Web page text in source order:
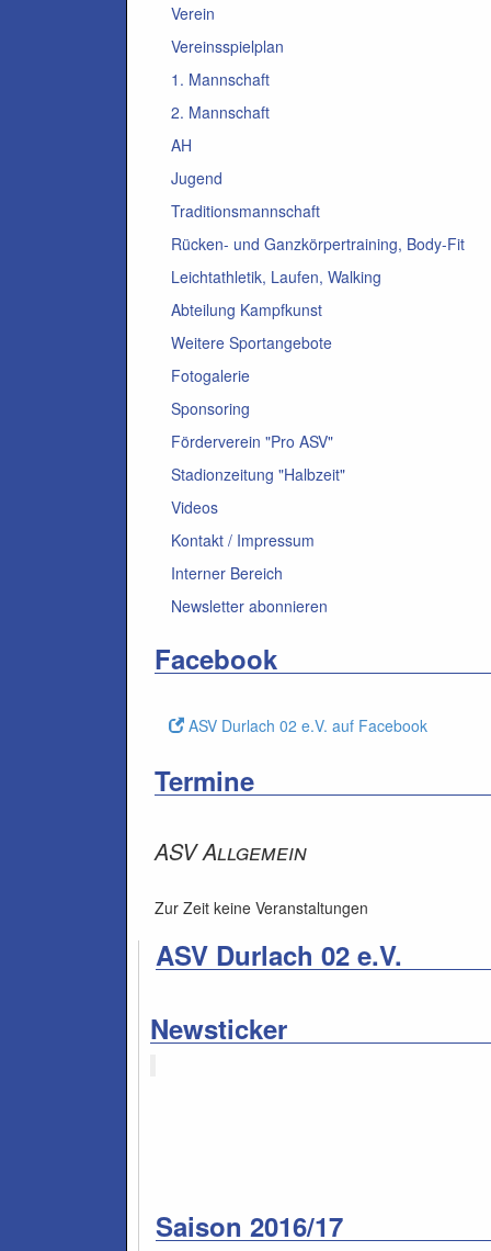
Verein
Vereinsspielplan
1. Mannschaft
2. Mannschaft
AH
Jugend
Traditionsmannschaft
Rücken- und Ganzkörpertraining, Body-Fit
Leichtathletik, Laufen, Walking
Abteilung Kampfkunst
Weitere Sportangebote
Fotogalerie
Sponsoring
Förderverein "Pro ASV"
Stadionzeitung "Halbzeit"
Videos
Kontakt / Impressum
Interner Bereich
Newsletter abonnieren
Facebook
ASV Durlach 02 e.V. auf Facebook
Termine
ASV Allgemein
Zur Zeit keine Veranstaltungen
ASV Durlach 02 e.V.
Newsticker
Saison 2016/17